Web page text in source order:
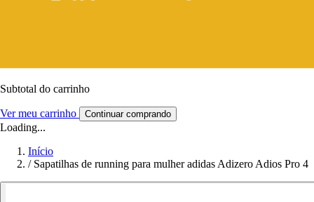
Subtotal do carrinho
Ver meu carrinho Continuar comprando
Loading...
Início
/ Sapatilhas de running para mulher adidas Adizero Adios Pro 4